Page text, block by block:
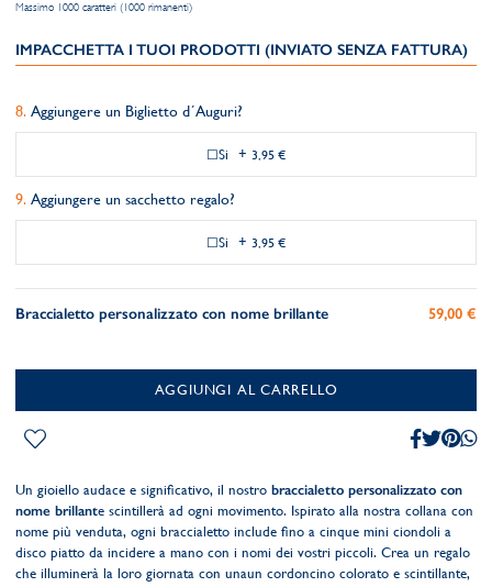
Massimo 1000 caratteri (1000 rimanenti)
IMPACCHETTA I TUOI PRODOTTI (INVIATO SENZA FATTURA)
Aggiungere un Biglietto d´Auguri?
Si + 3,95 €
Aggiungere un sacchetto regalo?
Si + 3,95 €
Braccialetto personalizzato con nome brillante 59,00 €
AGGIUNGI AL CARRELLO
Un gioiello audace e significativo, il nostro braccialetto personalizzato con
nome brillante scintillerà ad ogni movimento. Ispirato alla nostra collana con
nome più venduta, ogni braccialetto include fino a cinque mini ciondoli a
disco piatto da incidere a mano con i nomi dei vostri piccoli. Crea un regalo
che illuminerà la loro giornata con unaun cordoncino colorato e scintillante,